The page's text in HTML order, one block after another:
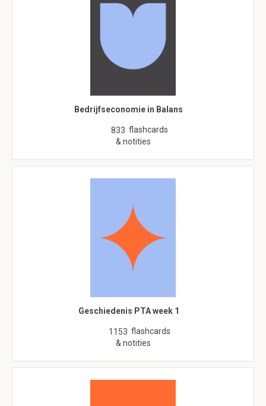
Bedrijfseconomie in Balans
833 flashcards
& notities
Geschiedenis PTA week 1
1153 flashcards
& notities